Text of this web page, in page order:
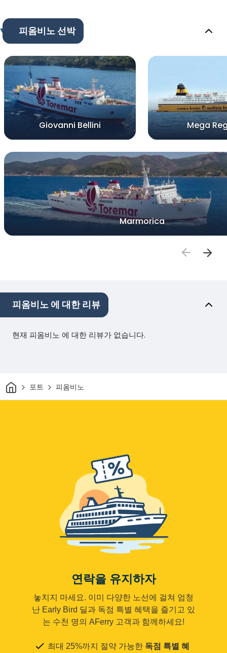
피옴비노 선박
Giovanni Bellini Mega
Marmorica
피옴비노 에 대한 리뷰
현재 피옴비노 에 대한 리뷰가 없습니다.
집 포트 피옴비노
연락을 유지하자
놓치지 마세요. 이미 다양한 노선에 걸쳐 엄청
난 Early Bird 딜과 독점 특별 혜택을 즐기고 있
는 수천 명의 AFerry 고객과 함께하세요!
최대 25%까지 절약 가능한 독점 특별 혜